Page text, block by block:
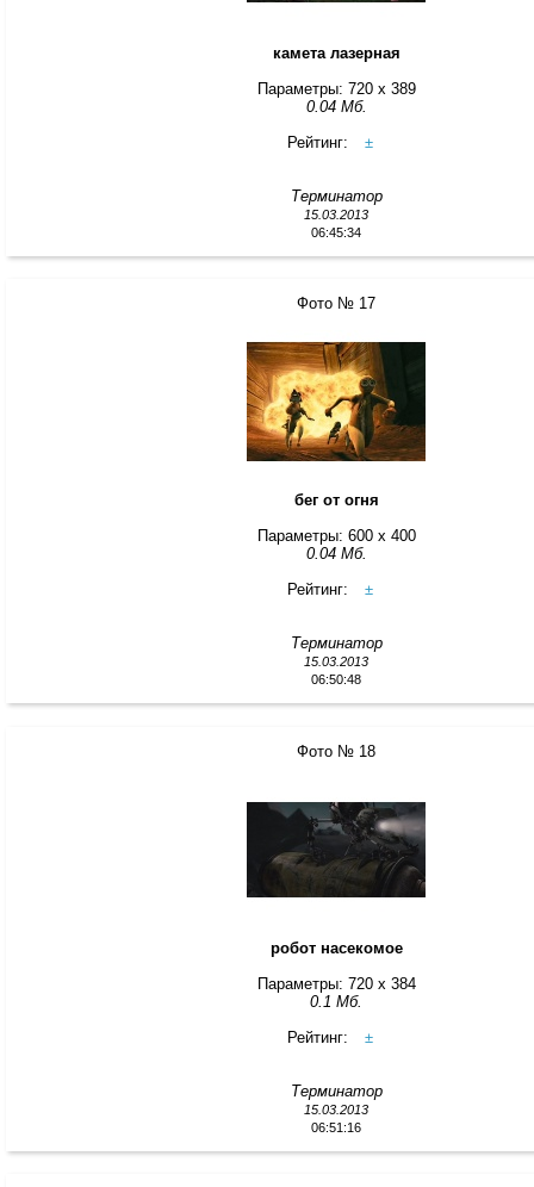
камета лазерная
Параметры: 720 x 389
0.04 Мб.
Рейтинг:
±
Терминатор
15.03.2013
06:45:34
Фото № 17
бег от огня
Параметры: 600 x 400
0.04 Мб.
Рейтинг:
±
Терминатор
15.03.2013
06:50:48
Фото № 18
робот насекомое
Параметры: 720 x 384
0.1 Мб.
Рейтинг:
±
Терминатор
15.03.2013
06:51:16